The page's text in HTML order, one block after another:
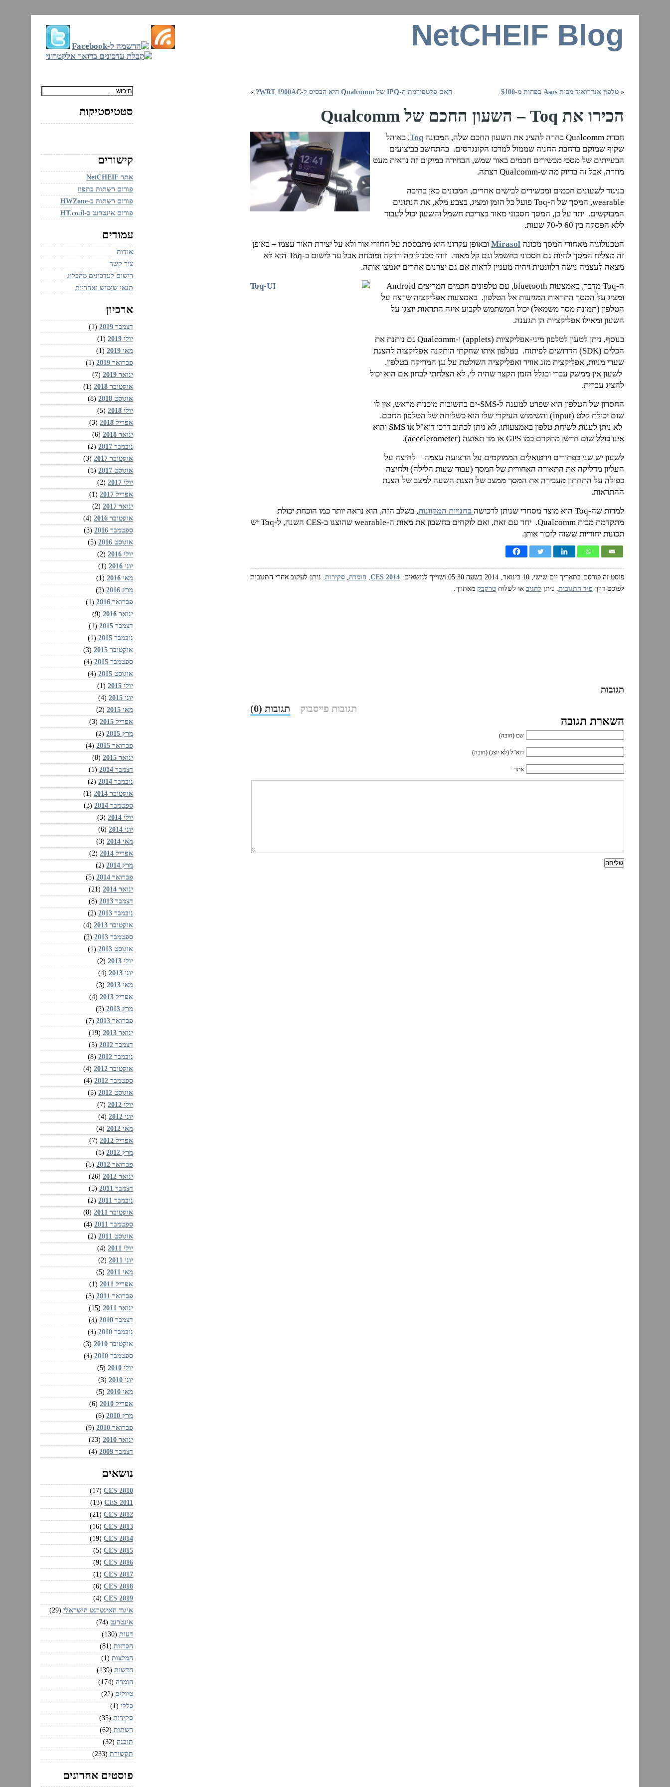
NetCHEIF Blog
« טלפון אנדרואיד מבית Asus בפחות מ-$100 האם פלטפורמת ה-IPQ של Qualcomm היא הבסיס ל-WRT 1900AC? »
הכירו את Toq – השעון החכם של Qualcomm
חברת Qualcomm בחרה להציג את השעון החכם שלה, המכונה Toq, באוהל
שקוף שמוקם ברחבת החניה שממול למרכז הקונגרסים. בהתחשב בביצועים
הבעייתים של מסכי מכשירים חכמים באור שמש, הבחירה במיקום זה נראית מעט
מוזרה, אבל זה בדיוק מה ש-Qualcomm רצתה.
בניגוד לשעונים חכמים ומכשירים לבישים אחרים, המכונים כאן בחיבה
wearable, המסך של ה-Toq פועל כל הזמן ומציג, בצבע מלא, את הנתונים
המבוקשים. יתר על כן, המסך חסכוני מאוד בצריכת חשמל והשעון יכול לעבוד
ללא הפסקה בין 60 ל-70 שעות.
הטכנולוגיה מאחורי המסך מכונה Mirasol ובאופן עקרוני היא מתבססת על החזרי אור ולא על יצירת האור עצמו – באופן
זה מצליח המסך להיות גם חסכוני בחשמל וגם קל מאוד. זוהי טכנולוגיה ותיקה ומוכחת אבל עד לישום ב-Toq היא לא
מצאה לעצמה נישה רלוונטית ויהיה מעניין לראות אם גם יצרנים אחרים יאמצו אותה.
ה-Toq מדבר, באמצעות bluetooth, עם טלפונים חכמים המריצים Android
ומציג על המסך התראות המגיעות אל הטלפון. באמצעות אפליקציה שרצה על
הטלפון (תמונת מסך משמאל) יכול המשתמש לקבוע איזה התראות יוצגו על
השעון ומאילו אפליקציות הן תגענה.
בנוסף, ניתן לטעון לטלפון מיני-אפליקציות (applets) ו-Qualcomm גם נותנת את
הכלים (SDK) הדרושים לפיתוח. בטלפון איתו שחקתי הותקנה אפליקציה להצגת
שערי מניות, אפליקצית מזג אוויר ואפליקציה השולטת על נגן המוזיקה בטלפון.
לשעון אין ממשק עברי ובגלל הזמן הקצר שהיה לי, לא הצלחתי לבחון אם הוא יכול
להציג עברית.
החסרון של הטלפון הוא שפרט למענה ל-SMS-ים בתשובות מוכנות מראש, אין לו
שום יכולת קלט (input) והשימוש העיקרי שלו הוא כשלוחה של הטלפון החכם.
לא ניתן לענות לשיחת טלפון באמצעותו, לא ניתן לכתוב דרכו דוא"ל או SMS והוא
אינו כולל שום חיישן מתקדם כמו GPS או מד תאוצה (accelerometer).
לשעון יש שני כפתורים וירטואלים הממוקמים על הרצועה עצמה – לחיצה על
העליון מדליקה את התאורה האחורית של המסך (עבור שעות הלילה) ולחיצה
כפולה על התחתון מעבירה את המסך ממצב של הצגת השעה למצב של הצגת
ההתראות.
למרות שה-Toq הוא מוצר מסחרי שניתן לרכישה
בחנויות המקוונות, בשלב הזה, הוא נראה יותר כמו הוכחת יכולת
מתקדמת מבית Qualcomm. יחד עם זאת, ואם לוקחים בחשבון את מאות ה-wearable שהוצגו ב-CES השנה, ל-Toq יש
תכונות יחודיות ששוה לזכור אותן.
פוסט זה פורסם בתאריך יום שישי, 10 בינואר, 2014 בשעה 05:30 ושוייך לנושאים: CES 2014‏
, חומרה,סקירות . ניתן לעקוב אחרי התגובות
לפוסט דרך פיד התגובות . ניתן להגיב או לשלוח טרקבק מאתרך.
תגובות
תגובות (0) תגובות פייסבוק
השארת תגובה
שם (חובה)
דוא"ל (לא יוצג) (חובה)
אתר
סטטיסטיקות
קישורים
אתר NetCHEIF
פורום רשתות בתפוז
פורום רשתות ב-HWZone
פורום אינטרנט ב-HT.co.il
עמודים
אודות
צור קשר
רישום לעדכונים מהבלוג
תנאי שימוש ואחריות
ארכיון
דצמבר 2019
(1)
יולי 2019
(1)
מאי 2019
(1)
פברואר 2019
(1)
ינואר 2019
(7)
אוקטובר 2018
(1)
אוגוסט 2018
(8)
יולי 2018
(5)
אפריל 2018
(3)
ינואר 2018
(6)
נובמבר 2017
(2)
אוקטובר 2017
(3)
אוגוסט 2017
(1)
יולי 2017
(2)
אפריל 2017
(1)
ינואר 2017
(2)
אוקטובר 2016
(4)
ספטמבר 2016
(3)
אוגוסט 2016
(5)
יולי 2016
(2)
יוני 2016
(1)
מאי 2016
(1)
מרץ 2016
(2)
פברואר 2016
(1)
ינואר 2016
(9)
דצמבר 2015
(1)
נובמבר 2015
(1)
אוקטובר 2015
(3)
ספטמבר 2015
(4)
אוגוסט 2015
(4)
יולי 2015
(1)
יוני 2015
(4)
מאי 2015
(2)
אפריל 2015
(3)
מרץ 2015
(2)
פברואר 2015
(4)
ינואר 2015
(8)
דצמבר 2014
(1)
נובמבר 2014
(2)
אוקטובר 2014
(1)
ספטמבר 2014
(3)
יולי 2014
(3)
יוני 2014
(6)
מאי 2014
(3)
אפריל 2014
(2)
מרץ 2014
(2)
פברואר 2014
(5)
ינואר 2014
(21)
דצמבר 2013
(8)
נובמבר 2013
(2)
אוקטובר 2013
(4)
ספטמבר 2013
(2)
אוגוסט 2013
(1)
יולי 2013
(2)
יוני 2013
(4)
מאי 2013
(3)
אפריל 2013
(4)
מרץ 2013
(2)
פברואר 2013
(7)
ינואר 2013
(19)
דצמבר 2012
(5)
נובמבר 2012
(8)
אוקטובר 2012
(4)
ספטמבר 2012
(4)
אוגוסט 2012
(5)
יולי 2012
(7)
יוני 2012
(4)
מאי 2012
(4)
אפריל 2012
(7)
מרץ 2012
(1)
פברואר 2012
(5)
ינואר 2012
(26)
דצמבר 2011
(5)
נובמבר 2011
(2)
אוקטובר 2011
(8)
ספטמבר 2011
(4)
אוגוסט 2011
(2)
יולי 2011
(4)
יוני 2011
(2)
מאי 2011
(5)
אפריל 2011
(1)
פברואר 2011
(3)
ינואר 2011
(15)
דצמבר 2010
(4)
נובמבר 2010
(4)
אוקטובר 2010
(3)
ספטמבר 2010
(4)
יולי 2010
(5)
יוני 2010
(3)
מאי 2010
(5)
אפריל 2010
(6)
מרץ 2010
(6)
פברואר 2010
(9)
ינואר 2010
(23)
דצמבר 2009
(4)
נושאים
CES 2010‏
(17)
CES 2011‏
(13)
CES 2012‏
(21)
CES 2013‏
(16)
CES 2014‏
(19)
CES 2015‏
(5)
CES 2016‏
(9)
CES 2017‏
(1)
CES 2018‏
(6)
CES 2019‏
(4)
איגוד האינטרנט הישראלי (29)
אינטרנט (74)
דעות (130)
הכרזות (81)
המלצות (1)
חדשות (139)
חומרה (174)
טיולים (22)
כללי (1)
סקירות (35)
רשתות (62)
תוכנה (32)
תקשורת (233)
פוסטים אחרונים